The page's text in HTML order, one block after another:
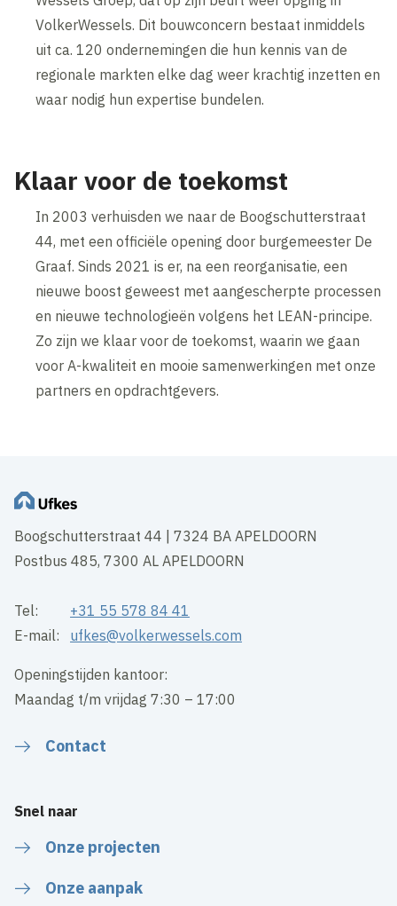
VolkerWessels. Dit bouwconcern bestaat inmiddels
uit ca. 120 ondernemingen die hun kennis van de
regionale markten elke dag weer krachtig inzetten en
waar nodig hun expertise bundelen.
Klaar voor de toekomst
In 2003 verhuisden we naar de Boogschutterstraat
44, met een officiële opening door burgemeester De
Graaf. Sinds 2021 is er, na een reorganisatie, een
nieuwe boost geweest met aangescherpte processen
en nieuwe technologieën volgens het LEAN-principe.
Zo zijn we klaar voor de toekomst, waarin we gaan
voor A-kwaliteit en mooie samenwerkingen met onze
partners en opdrachtgevers.
Boogschutterstraat 44 | 7324 BA APELDOORN
Postbus 485, 7300 AL APELDOORN
Tel: +31 55 578 84 41
E-mail: ufkes@volkerwessels.com
Openingstijden kantoor:
Maandag t/m vrijdag 7:30 – 17:00
Contact
Snel naar
Onze projecten
Onze aanpak